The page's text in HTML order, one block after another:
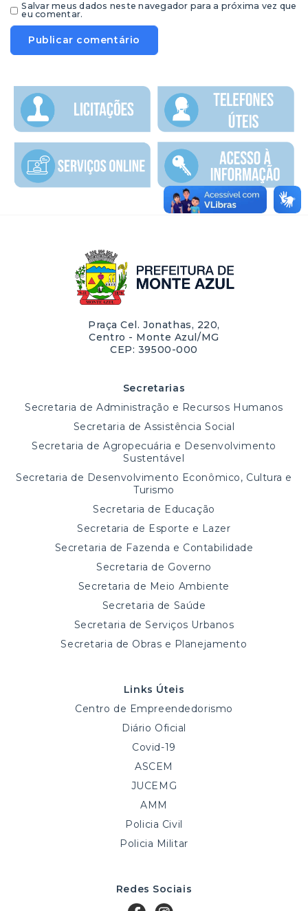
Salvar meus dados neste navegador para a próxima vez que
eu comentar.
Praça Cel. Jonathas, 220,
Centro - Monte Azul/MG
CEP: 39500-000
Secretarias
Secretaria de Administração e Recursos Humanos
Secretaria de Assistência Social
Secretaria de Agropecuária e Desenvolvimento
Sustentável
Secretaria de Desenvolvimento Econômico, Cultura e
Turismo
Secretaria de Educação
Secretaria de Esporte e Lazer
Secretaria de Fazenda e Contabilidade
Secretaria de Governo
Secretaria de Meio Ambiente
Secretaria de Saúde
Secretaria de Serviços Urbanos
Secretaria de Obras e Planejamento
Links Úteis
Centro de Empreendedorismo
Diário Oficial
Covid-19
ASCEM
JUCEMG
AMM
Policia Civil
Policia Militar
Redes Sociais